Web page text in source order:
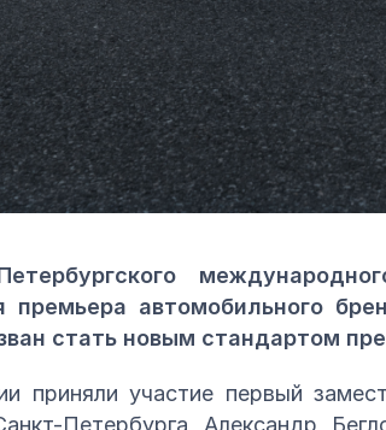
премьера автомобильного
стать новым стандартом
приняли участие первый
Петербурга Александр